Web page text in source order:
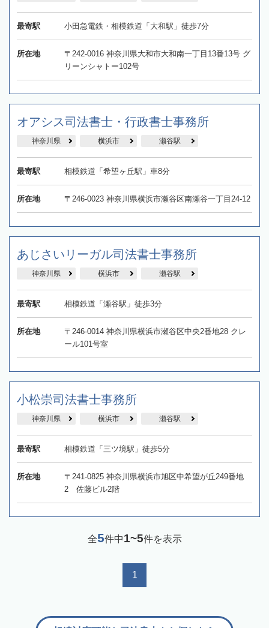
最寄駅 小田急電鉄・相模鉄道「大和駅」徒歩7分
所在地
〒242-0016 神奈川県大和市大和南一丁目13番13号 グ
リーンシャトー102号
オアシス司法書士・行政書士事務所
神奈川県 横浜市 瀬谷駅
最寄駅 相模鉄道「希望ヶ丘駅」車8分
所在地 〒246-0023 神奈川県横浜市瀬谷区南瀬谷一丁目24-12
あじさいリーガル司法書士事務所
神奈川県 横浜市 瀬谷駅
最寄駅 相模鉄道「瀬谷駅」徒歩3分
所在地
〒246-0014 神奈川県横浜市瀬谷区中央2番地28 クレ
ール101号室
小松崇司法書士事務所
神奈川県 横浜市 瀬谷駅
最寄駅 相模鉄道「三ツ境駅」徒歩5分
所在地
〒241-0825 神奈川県横浜市旭区中希望が丘249番地
2 佐藤ビル2階
全5件中1~5件を表示
1